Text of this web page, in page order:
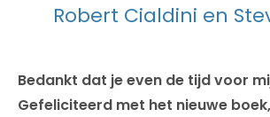
Robert Cialdini en
Bedankt dat je even de tijd voor
Gefeliciteerd met het nieuwe